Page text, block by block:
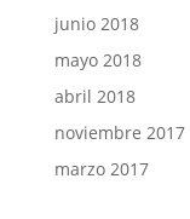
junio 2018
mayo 2018
abril 2018
noviembre 2017
marzo 2017